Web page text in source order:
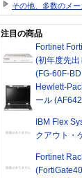
その他、多数のメ
注目の商品
Fortinet
(初年度先
(FG-60F-
Hewlett-
ール
IBM Flex
クアウト・
Fortinet